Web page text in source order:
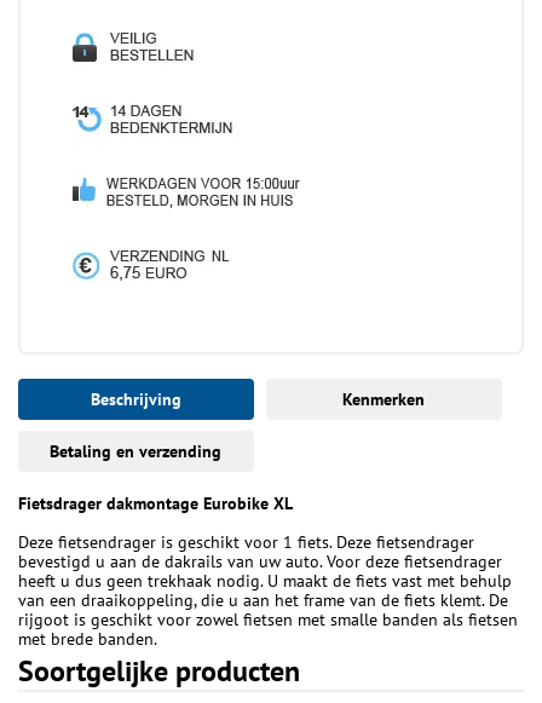
Beschrijving Kenmerken
Betaling en verzending
Fietsdrager dakmontage Eurobike XL
Deze fietsendrager is geschikt voor 1 fiets. Deze fietsendrager
bevestigd u aan de dakrails van uw auto. Voor deze fietsendrager
heeft u dus geen trekhaak nodig. U maakt de fiets vast met behulp
van een draaikoppeling, die u aan het frame van de fiets klemt. De
rijgoot is geschikt voor zowel fietsen met smalle banden als fietsen
met brede banden.
Soortgelijke producten